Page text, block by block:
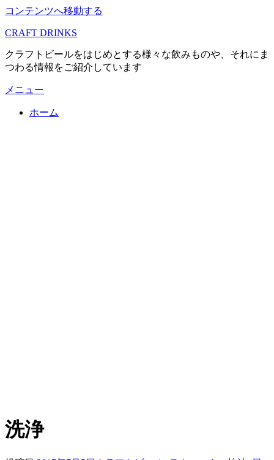
コンテンツへ移動する
CRAFT DRINKS
クラフトビールをはじめとする様々な飲みものや、それにま
つわる情報をご紹介しています
メニュー
ホーム
タグ
:
洗浄